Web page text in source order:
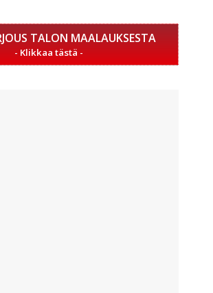
TALON MAALAUKSESTA